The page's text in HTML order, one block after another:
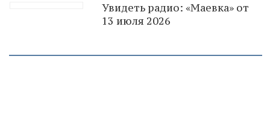
Увидеть радио: «Маевка» от
13 июля 2026